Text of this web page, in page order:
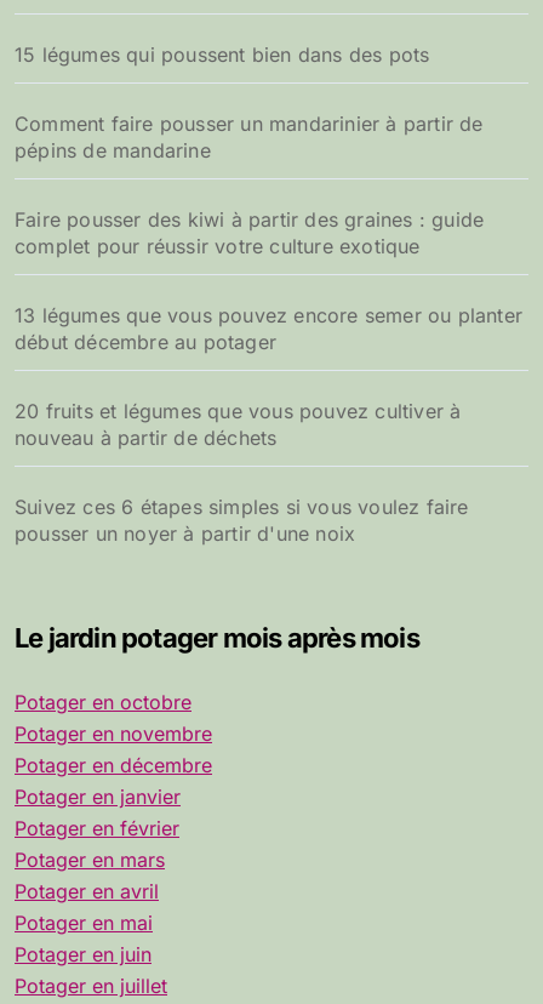
15 légumes qui poussent bien dans des pots
Comment faire pousser un mandarinier à partir de
pépins de mandarine
Faire pousser des kiwi à partir des graines : guide
complet pour réussir votre culture exotique
13 légumes que vous pouvez encore semer ou planter
début décembre au potager
20 fruits et légumes que vous pouvez cultiver à
nouveau à partir de déchets
Suivez ces 6 étapes simples si vous voulez faire
pousser un noyer à partir d'une noix
Le jardin potager mois après mois
Potager en octobre
Potager en novembre
Potager en décembre
Potager en janvier
Potager en février
Potager en mars
Potager en avril
Potager en mai
Potager en juin
Potager en juillet